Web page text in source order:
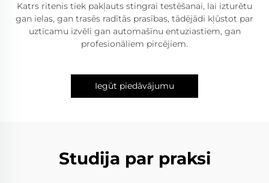
Katrs ritenis tiek pakļauts stingrai testēšanai, lai izturētu
gan ielas, gan trasēs radītās prasības, tādējādi kļūstot par
uzticamu izvēli gan automašīnu entuziastiem, gan
profesionāliem pircējiem.
Iegūt piedāvājumu
Studija par praksi